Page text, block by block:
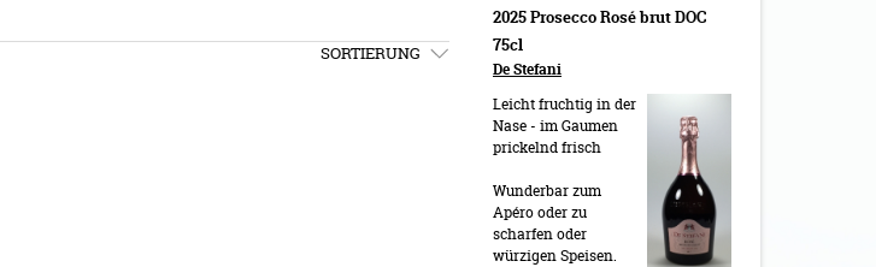
SORTIERUNG
2025 Prosecco Rosé brut DOC
75cl
De Stefani
Leicht fruchtig in der
Nase - im Gaumen
prickelnd frisch
Wunderbar zum
Apéro oder zu
scharfen oder
würzigen Speisen.